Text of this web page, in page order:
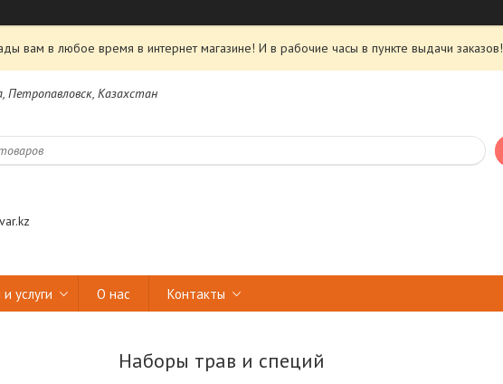
вам в любое время в интернет магазине! И в рабочие часы в пункте выдачи заказов!
Петропавловск, Казахстан
услуги О нас Контакты
Наборы трав и специй